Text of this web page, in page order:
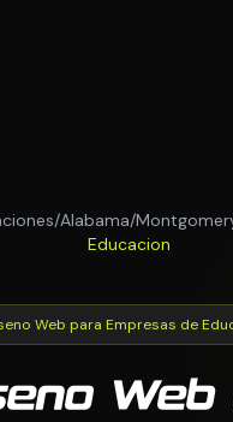
/Alabama/
Educacion
Web para Empresas de
Web